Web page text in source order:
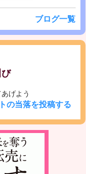
ブログ一覧
げよう
の当落を投稿する